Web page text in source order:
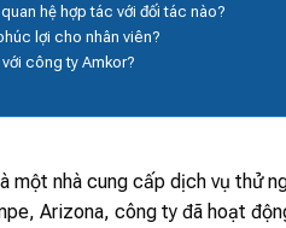
hệ hợp tác với đối tác nào?
lợi cho nhân viên?
công ty Amkor?
một nhà cung cấp dịch vụ thử
Arizona, công ty đã hoạt